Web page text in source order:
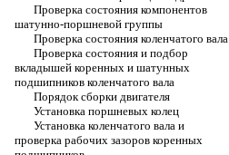
Проверка состояния компонентов
шатунно-поршневой группы
Проверка состояния коленчатого вала
Проверка состояния и подбор
вкладышей коренных и шатунных
подшипников коленчатого вала
Порядок сборки двигателя
Установка поршневых колец
Установка коленчатого вала и
проверка рабочих зазоров коренных